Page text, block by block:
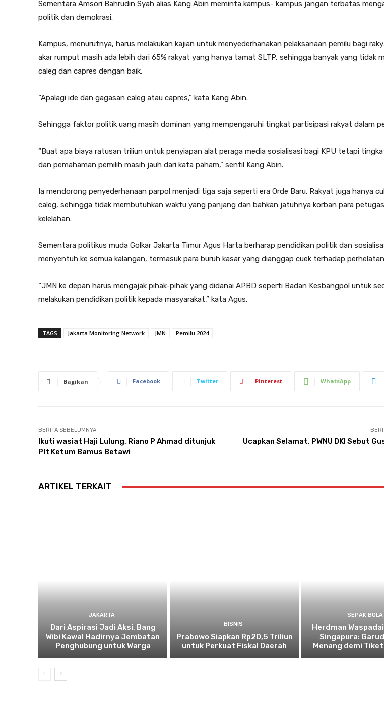
Sementara Amsori Bahrudin Syah alias Kang Abin meminta kampus- kampus jangan terbatas
politik dan demokrasi.
Kampus, menurutnya, harus melakukan kajian untuk menyederhanakan pelaksanaan pemilu bagi
akar rumput masih ada lebih dari 65% rakyat yang hanya tamat SLTP, sehingga banyak yang tidak
caleg dan capres dengan baik.
“Apalagi ide dan gagasan caleg atau capres,” kata Kang Abin.
Sehingga faktor politik uang masih dominan yang mempengaruhi tingkat partisipasi rakyat dalam
“Buat apa biaya ratusan triliun untuk penyiapan alat peraga media sosialisasi bagi KPU tetapi
dan pemahaman pemilih masih jauh dari kata paham,” sentil Kang Abin.
Ia mendorong penyederhanaan parpol menjadi tiga saja seperti era Orde Baru. Rakyat juga hanya
caleg, sehingga tidak membutuhkan waktu yang panjang dan bahkan jatuhnya korban para
kelelahan.
Sementara politikus muda Golkar Jakarta Timur Agus Harta berharap pendidikan politik dan
menyentuh ke semua kalangan, termasuk para buruh kasar yang dianggap cuek terhadap
“JMN ke depan harus mengajak pihak-pihak yang didanai APBD seperti Badan Kesbangpol untuk
melakukan pendidikan politik kepada masyarakat,” kata Agus.
TAGS Jakarta Monitoring Network JMN Pemilu 2024
Bagikan Facebook Twitter Pinterest WhatsApp
BERITA SEBELUMNYA
Ikuti wasiat Haji Lulung, Riano P Ahmad ditunjuk
Plt Ketum Bamus Betawi
Ucapkan Selamat, PWNU DKI Sebut
ARTIKEL TERKAIT
JAKARTA
Dari Aspirasi Jadi Aksi, Bang
Wibi Kawal Hadirnya Jembatan
Penghubung untuk Warga
BISNIS
Prabowo Siapkan Rp20,5 Triliun
untuk Perkuat Fiskal Daerah
SEPAK BOLA
Herdman
Singapura:
Menang demi